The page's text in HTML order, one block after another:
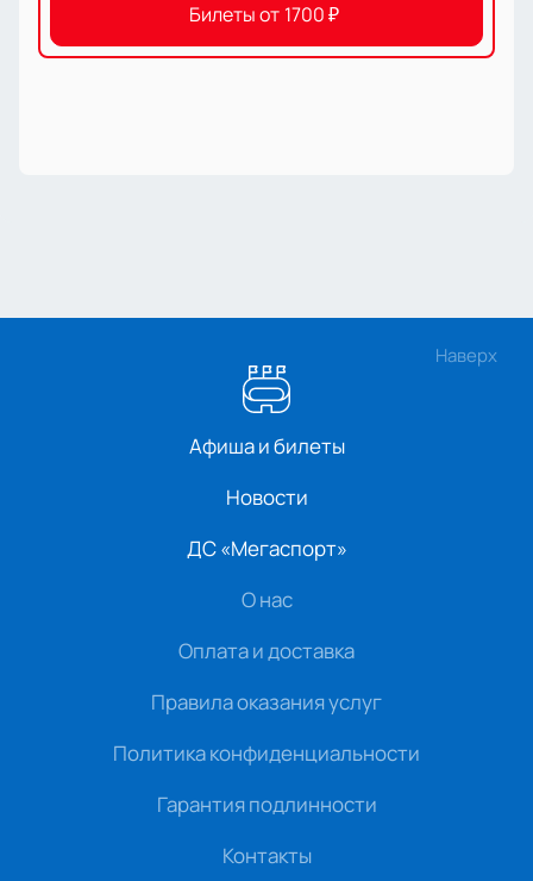
Билеты от 1700₽
Наверх
Афиша и билеты
Новости
ДС «Мегаспорт»
О нас
Оплата и доставка
Правила оказания услуг
Политика конфиденциальности
Гарантия подлинности
Контакты